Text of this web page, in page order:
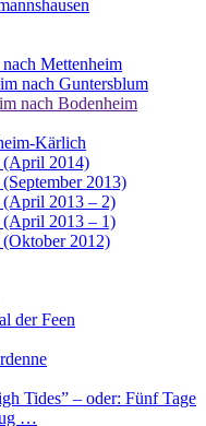
Mettenheim
nach Guntersblum
nach Bodenheim
Kärlich
(April 2014)
2013)
(April 2013 – 2)
(April 2013 – 1)
(Oktober 2012)
der Feen
Tides” – oder: Fünf Tage
…